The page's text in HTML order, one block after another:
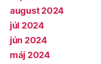
august 2024
júl 2024
jún 2024
máj 2024